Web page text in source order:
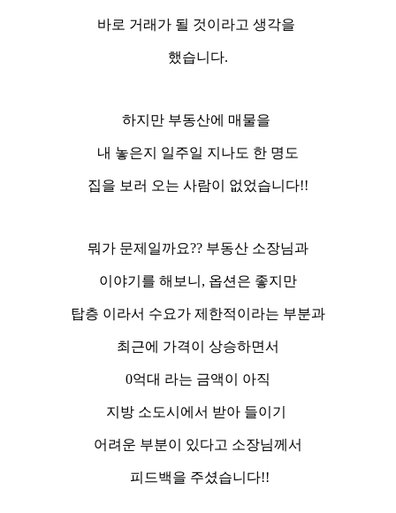
바로 거래가 될 것이라고 생각을
했습니다.
하지만 부동산에 매물을
내 놓은지 일주일 지나도 한 명도
집을 보러 오는 사람이 없었습니다!!
뭐가 문제일까요?? 부동산 소장님과
이야기를 해보니, 옵션은 좋지만
탑층 이라서 수요가 제한적이라는 부분과
최근에 가격이 상승하면서
0억대 라는 금액이 아직
지방 소도시에서 받아 들이기
어려운 부분이 있다고 소장님께서
피드백을 주셨습니다!!